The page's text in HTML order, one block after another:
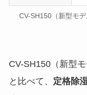
CV-SH150（新型モ
CV-SH150（新型
と比べて、 定格除